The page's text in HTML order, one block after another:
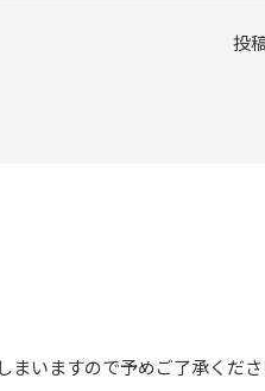
投
いますので予めご了承くださ